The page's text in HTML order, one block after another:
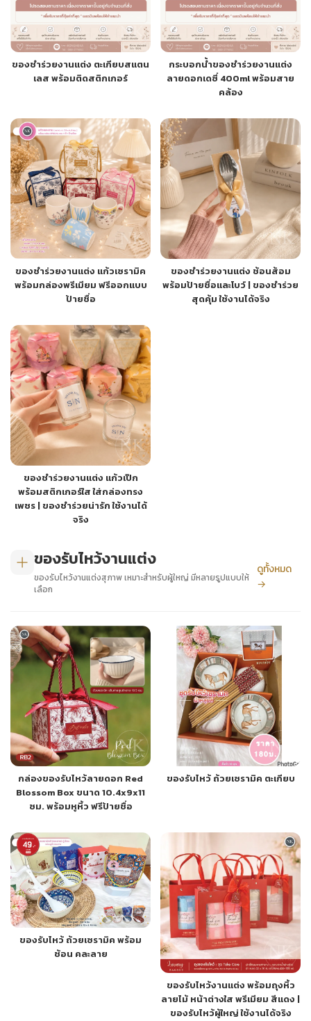
ของชำร่วยงานแต่ง ตะเกียบสแตน
เลส พร้อมติดสติกเกอร์
กระบอกน้ำของชำร่วยงานแต่ง
ลายดอกเดซี่ 400ml พร้อมสาย
คล้อง
ของชำร่วยงานแต่ง แก้วเซรามิค
พร้อมกล่องพรีเมียม ฟรีออกแบบ
ป้ายชื่อ
ของชำร่วยงานแต่ง ช้อนส้อม
พร้อมป้ายชื่อและโบว์ | ของชำร่วย
สุดคุ้ม ใช้งานได้จริง
ของชำร่วยงานแต่ง แก้วเป๊ก
พร้อมสติกเกอร์ใส ใส่กล่องทรง
เพชร | ของชำร่วยน่ารัก ใช้งานได้
จริง
ของรับไหว้งานแต่ง
ของรับไหว้งานแต่งสุภาพ เหมาะสำหรับผู้ใหญ่ มีหลายรูปแบบให้
เลือก
ดูทั้งหมด
→
กล่องของรับไหว้ลายดอก Red
Blossom Box ขนาด 10.4x9x11
ซม. พร้อมหูหิ้ว ฟรีป้ายชื่อ
ของรับไหว้ ถ้วยเซรามิค ตะเกียบ
ของรับไหว้ ถ้วยเซรามิค พร้อม
ช้อน คละลาย
ของรับไหว้งานแต่ง พร้อมถุงหิ้ว
ลายไม้ หน้าต่างใส พรีเมียม สีแดง |
ของรับไหว้ผู้ใหญ่ ใช้งานได้จริง